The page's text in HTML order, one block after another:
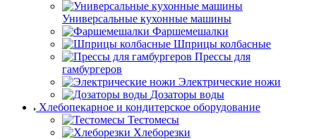
Универсальные кухонные машины
Фаршемешалки
Шприцы колбасные
Прессы для
гамбургеров
Электрические ножи
Дозаторы воды
Хлебопекарное и кондитерское оборудование
Тестомесы
Хлеборезки